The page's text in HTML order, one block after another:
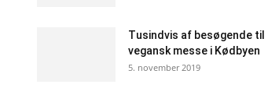
Tusindvis af besøgende til
vegansk messe i Kødbyen
5. november 2019